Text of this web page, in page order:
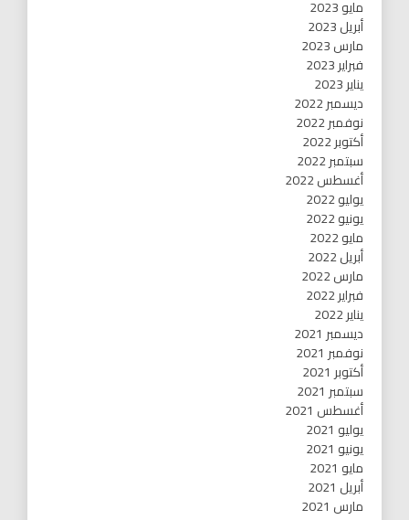
مايو 2023
أبريل 2023
مارس 2023
فبراير 2023
يناير 2023
ديسمبر 2022
نوفمبر 2022
أكتوبر 2022
سبتمبر 2022
أغسطس 2022
يوليو 2022
يونيو 2022
مايو 2022
أبريل 2022
مارس 2022
فبراير 2022
يناير 2022
ديسمبر 2021
نوفمبر 2021
أكتوبر 2021
سبتمبر 2021
أغسطس 2021
يوليو 2021
يونيو 2021
مايو 2021
أبريل 2021
مارس 2021